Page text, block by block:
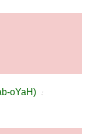
oYaH) ：